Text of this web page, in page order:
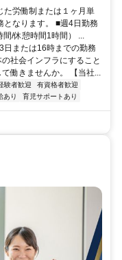
た労働制または１ヶ月単
となります。 ■週4日勤務
/休憩時間1時間） ...
日または16時までの勤務
社会インフラにすること
働きませんか。 【当社...
験者歓迎
有資格者歓迎
あり 育児サポートあり